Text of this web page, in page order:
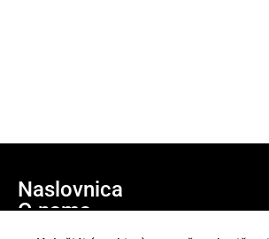
Naslovnica
O nama
Učlani se